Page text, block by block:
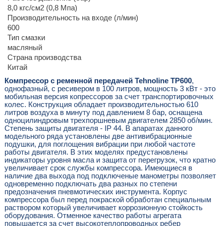
8,0 кгс/см2 (0,8 Мпа)
Производительность на входе (л/мин)
600
Тип смазки
масляный
Страна производства
Китай
Компрессор с ременной передачей Tehnoline TP600,
однофазный, с ресивером в 100 литров, мощность 3 кВт - это
мобильная версия копрессоров за счет транспортировочных
колес. Конструкция обладает производительностью 610
литров воздуха в минуту под давлением 8 бар, оснащена
одноцилиндровым трехпоршневым двигателем 2850 об/мин.
Степень защиты двигателя - IP 44. В апаратах данного
модельного ряда установлены две антивибрационные
подушки, для поглощения вибрации при любой частоте
работы двигателя. В этих моделях предустановлены
индикаторы уровня масла и защита от перегрузок, что кратно
увеличивает срок службы компрессора. Имеющиеся в
наличие два выхода под подключеные манометры позволяет
одновременно подключать два разных по степени
предозначения пневмотических инструмента. Корпус
компрессора был перед покраской обработан специальным
раствором который увеличивает коррозионную стойкость
оборудования. Отменное качество работы агрегата
повышается за счет высокотеплопроводных ребер